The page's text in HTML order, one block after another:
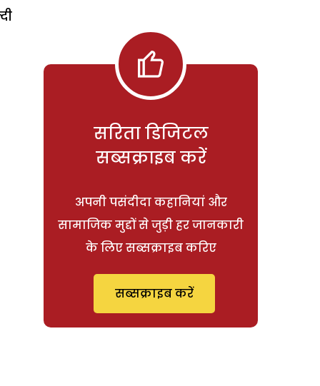
सरिता डिजिटल
सब्सक्राइब करें
अपनी पसंदीदा कहानियां और
सामाजिक मुद्दों से जुड़ी हर जानकारी
के लिए सब्सक्राइब करिए
सब्सक्राइब करें